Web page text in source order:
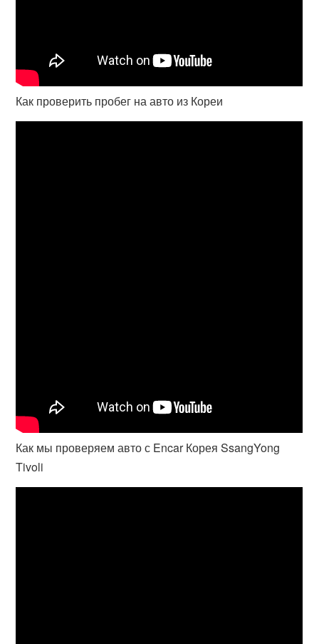
Как проверить пробег на авто из Кореи
Как мы проверяем авто с Encar Корея SsangYong
Tivoli